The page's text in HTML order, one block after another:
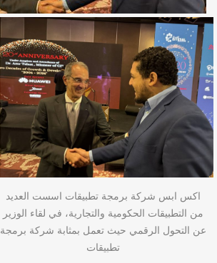
اكس ابس شركة برمجة تطبيقات اسست العديد
من التطبيقات الحكومية والتجارية، في لقاء الوزير
عن التحول الرقمي حيث تعمل بمثابة شركة برمجة
تطبيقات